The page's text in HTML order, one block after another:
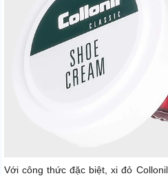
Với công thức đặc biệt, xi đỏ